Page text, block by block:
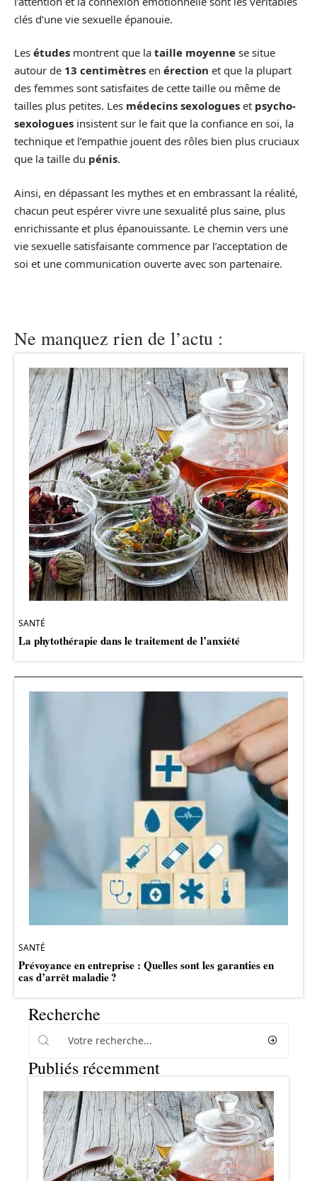
clés d’une vie sexuelle épanouie.
Les études montrent que la taille moyenne se situe
autour de 13 centimètres en érection et que la plupart
des femmes sont satisfaites de cette taille ou même de
tailles plus petites. Les médecins sexologues et psycho-
sexologues insistent sur le fait que la confiance en soi, la
technique et l’empathie jouent des rôles bien plus cruciaux
que la taille du pénis.
Ainsi, en dépassant les mythes et en embrassant la réalité,
chacun peut espérer vivre une sexualité plus saine, plus
enrichissante et plus épanouissante. Le chemin vers une
vie sexuelle satisfaisante commence par l’acceptation de
soi et une communication ouverte avec son partenaire.
Ne manquez rien de l’actu :
SANTÉ
La phytothérapie dans le traitement de l’anxiété
SANTÉ
Prévoyance en entreprise : Quelles sont les garanties en
cas d’arrêt maladie ?
Recherche
Publiés récemment